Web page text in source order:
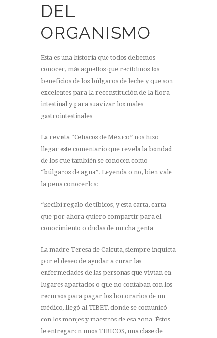
DEL
ORGANISMO
Esta es una historia que todos debemos
conocer, más aquellos que recibimos los
beneficios de los búlgaros de leche y que son
excelentes para la reconstitución de la flora
intestinal y para suavizar los males
gastrointestinales.
La revista “Celíacos de México” nos hizo
llegar este comentario que revela la bondad
de los que también se conocen como
“búlgaros de agua”. Leyenda o no, bien vale
la pena conocerlos:
“Recibí regalo de tibicos, y esta carta, carta
que por ahora quiero compartir para el
conocimiento o dudas de mucha genta
La madre Teresa de Calcuta, siempre inquieta
por el deseo de ayudar a curar las
enfermedades de las personas que vivían en
lugares apartados o que no contaban con los
recursos para pagar los honorarios de un
médico, llegó al TIBET, donde se comunicó
con los monjes y maestros de esa zona. Éstos
le entregaron unos TIBICOS, una clase de